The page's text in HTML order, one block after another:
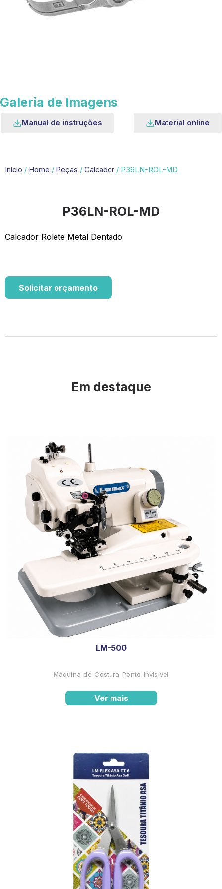
Galeria de Imagens
Manual de instruções Material online
Início / Home / Peças / Calcador / P36LN-ROL-MD
P36LN-ROL-MD
Calcador Rolete Metal Dentado
Solicitar orçamento
Em destaque
LM-500
Máquina de Costura Ponto Invisível
Ver mais